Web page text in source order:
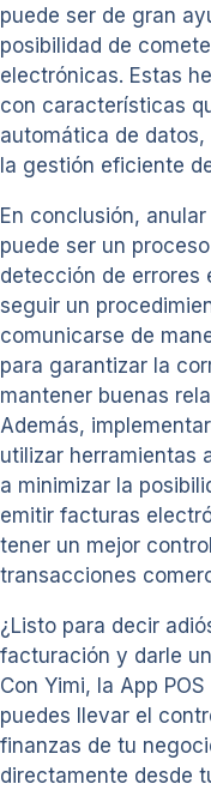
puede ser de gran
posibilidad de
electrónicas. Estas
con características
automática de
la gestión eficiente
En conclusión,
puede ser un
detección de errores
seguir un
comunicarse de
para garantizar la
mantener buenas
Además,
utilizar herramientas
a minimizar la
emitir facturas
tener un mejor
transacciones
¿Listo para decir
facturación y darle
Con Yimi, la App
puedes llevar el
finanzas de tu
directamente desde